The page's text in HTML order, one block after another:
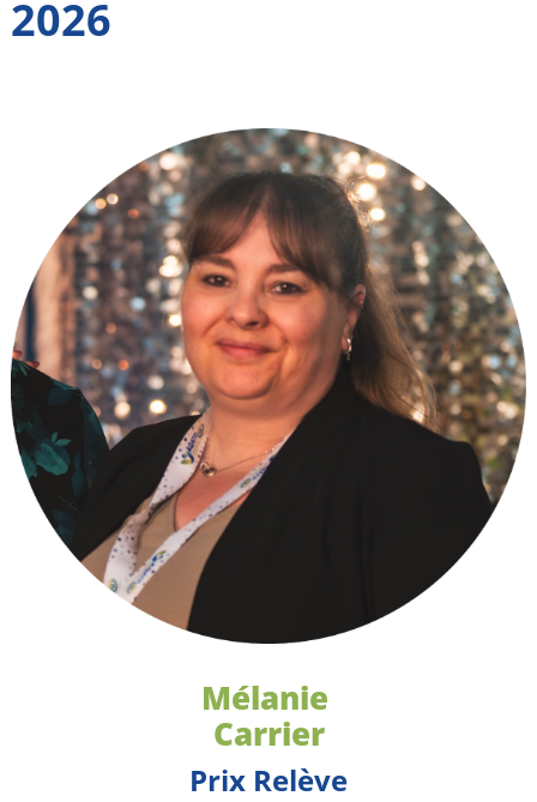
2026
Mélanie
Carrier
Prix Relève